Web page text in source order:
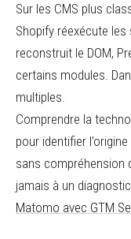
Sur les CMS plus
Shopify réexécute
reconstruit le DOM,
certains modules.
multiples.
Comprendre la
pour identifier
sans compréhension
jamais à un
Matomo avec GTM